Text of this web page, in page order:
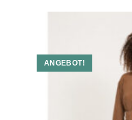
ANGEBOT!